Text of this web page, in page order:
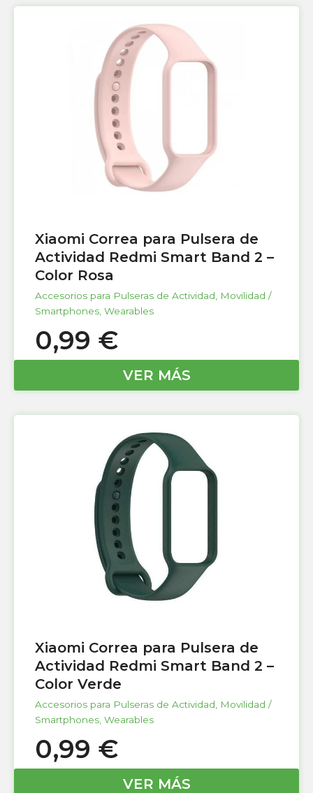
Xiaomi Correa para Pulsera de
Actividad Redmi Smart Band 2 –
Color Rosa
Accesorios para Pulseras de Actividad
Movilidad /
Smartphones Wearables
0,99 €
VER MÁS
Xiaomi Correa para Pulsera de
Actividad Redmi Smart Band 2 –
Color Verde
Accesorios para Pulseras de Actividad
Movilidad /
Smartphones Wearables
0,99 €
VER MÁS